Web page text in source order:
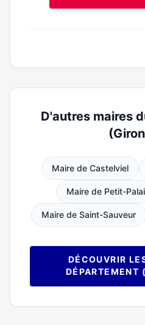
D'autres maires
Maire de Castelviel
Maire de Petit-
Maire de Saint-Sauveur
DÉCOUVRIR
DÉPARTEMENT